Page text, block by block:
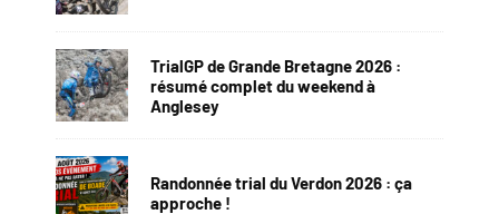
TrialGP de Grande Bretagne 2026 :
résumé complet du weekend à
Anglesey
Randonnée trial du Verdon 2026 : ça
approche !